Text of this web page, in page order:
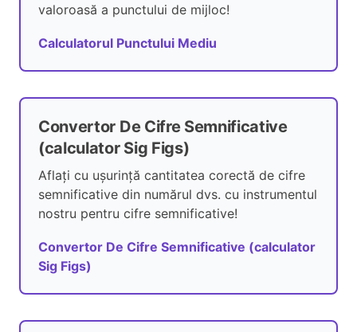
valoroasă a punctului de mijloc!
Calculatorul Punctului Mediu
Convertor De Cifre Semnificative
(calculator Sig Figs)
Aflați cu ușurință cantitatea corectă de cifre
semnificative din numărul dvs. cu instrumentul
nostru pentru cifre semnificative!
Convertor De Cifre Semnificative (calculator
Sig Figs)